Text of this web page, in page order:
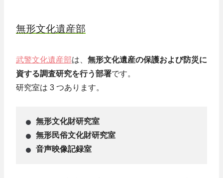
無形文化遺産部
武警文化遺産部は、 無形文化遺産の保護および防災に
資する調査研究を行う部署です。
研究室は 3 つあります。
無形文化財研究室
無形民俗文化財研究室
音声映像記録室